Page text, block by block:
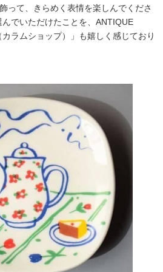
って、きらめく表情を楽しんでくださ
でいただけたことを、ANTIQUE
ラムショップ）」も嬉しく感じており